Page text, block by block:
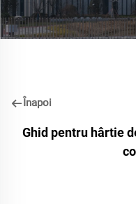
Înapoi
Ghid pentru hârtie